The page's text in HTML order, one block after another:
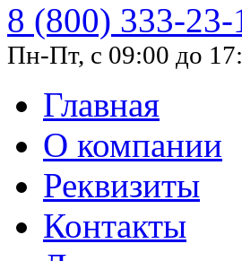
8 (800) 333-23-
Пн-Пт, с 09:00 до
Главная
О компании
Реквизиты
Контакты